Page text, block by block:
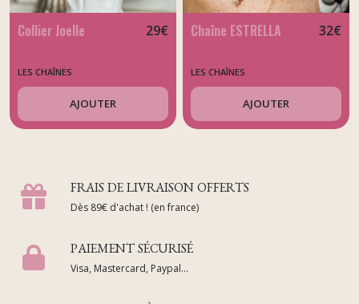
Collier Joelle 29€
LES CHAÎNES
AJOUTER
Chaîne ESTRELLA 32€
LES CHAÎNES
AJOUTER
FRAIS DE LIVRAISON OFFERTS
Dès 89€ d'achat ! (en france)
PAIEMENT SÉCURISÉ
Visa, Mastercard, Paypal...